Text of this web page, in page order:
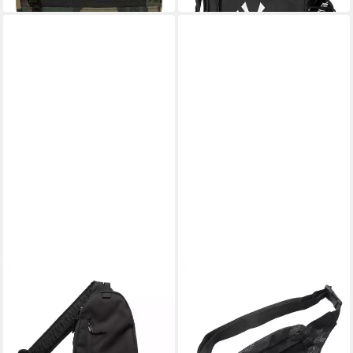
Schultertasche Tasche New
Era Ne Body Sling Bag (1-tlg),
Trageschlaufe, gepolsterter,
Gürteltasche Gürteltasche
New Era New York Yankees
Camo Waist (1-tlg),